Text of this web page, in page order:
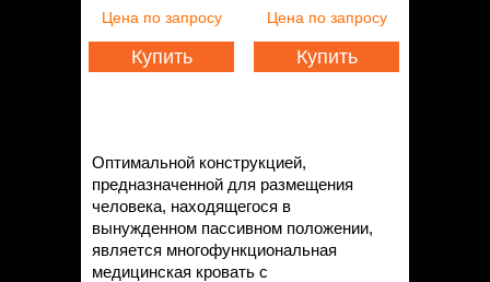
Контакты
Цена по запросу
Купить
Цена по запросу
Купить
Оптимальной конструкцией,
предназначенной для размещения
человека, находящегося в
вынужденном пассивном положении,
является многофункциональная
медицинская кровать с